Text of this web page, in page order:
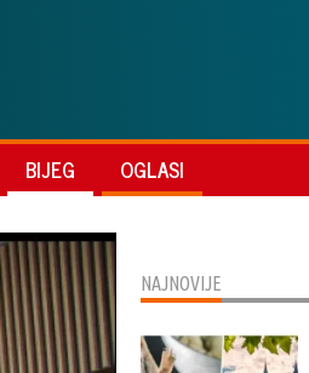
BIJEG OGLASI
NAJNOVIJE